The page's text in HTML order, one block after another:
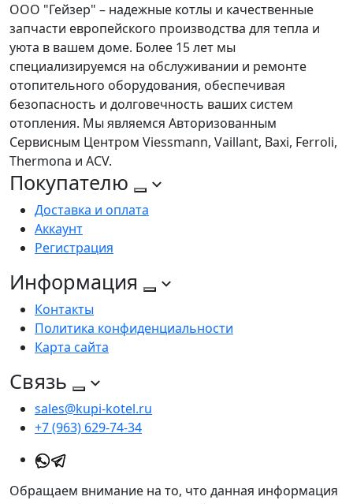
ООО "Гейзер" – надежные котлы и качественные
запчасти европейского производства для тепла и
уюта в вашем доме. Более 15 лет мы
специализируемся на обслуживании и ремонте
отопительного оборудования, обеспечивая
безопасность и долговечность ваших систем
отопления. Мы являемся Авторизованным
Сервисным Центром Viessmann, Vaillant, Baxi, Ferroli,
Thermona и ACV.
Покупателю
Доставка и оплата
Аккаунт
Регистрация
Информация
Контакты
Политика конфиденциальности
Карта сайта
Связь
sales@kupi-kotel.ru
+7 (963) 629-74-34
Обращаем внимание на то, что данная информация